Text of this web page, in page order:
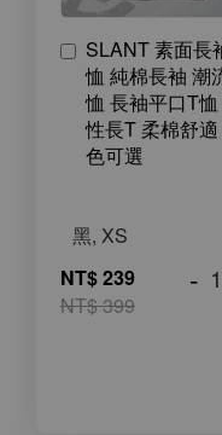
SLANT 素面長
恤 純棉長袖 潮
恤 長袖平口T恤
性長T 柔棉舒
色可選
NT$ 239
NT$ 399
-